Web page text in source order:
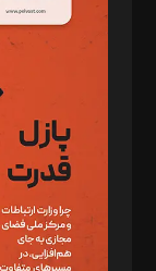
د‌بیر حقوق فناوری:
د‌بیر پیوست جهان:
د‌بیر تحریریه
تحریریه‌: مجتبی
مصطفی مسجدی
رستمی،مصطفی باستان
ویرایش: نگار استاد‌‌آقا
طراح یونیفرم: مجید
فیلمبرداری و